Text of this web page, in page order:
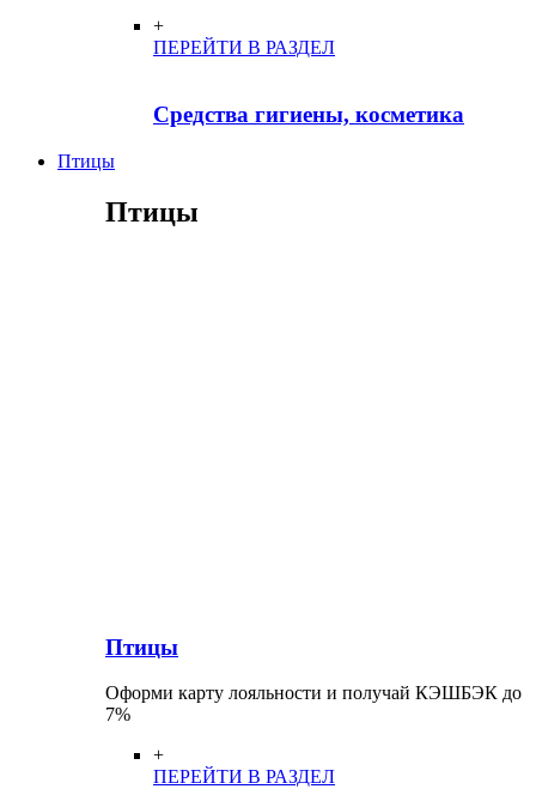
+
ПЕРЕЙТИ В РАЗДЕЛ
Средства гигиены, косметика
Птицы
Птицы
Птицы
Оформи карту лояльности и получай КЭШБЭК до
7%
+
ПЕРЕЙТИ В РАЗДЕЛ